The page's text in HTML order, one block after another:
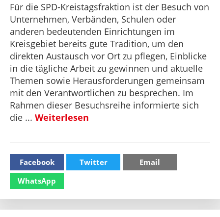
Für die SPD-Kreistagsfraktion ist der Besuch von
Unternehmen, Verbänden, Schulen oder
anderen bedeutenden Einrichtungen im
Kreisgebiet bereits gute Tradition, um den
direkten Austausch vor Ort zu pflegen, Einblicke
in die tägliche Arbeit zu gewinnen und aktuelle
Themen sowie Herausforderungen gemeinsam
mit den Verantwortlichen zu besprechen. Im
Rahmen dieser Besuchsreihe informierte sich
die ... Weiterlesen
Facebook Twitter
Email
WhatsApp